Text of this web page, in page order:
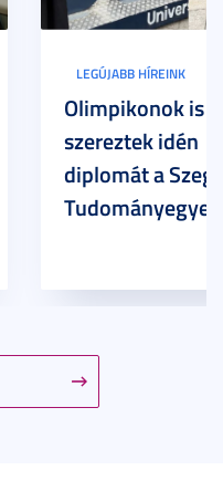
LEGÚJABB HÍREINK
Olimpikonok is
szereztek idén
diplomát a